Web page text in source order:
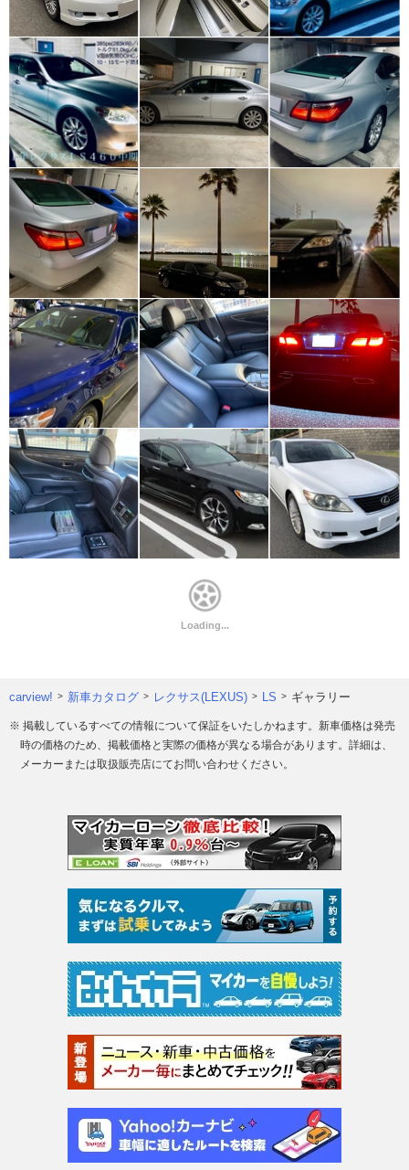
carview! 新車カタログ レクサス(LEXUS) LS ギャラリー
※ 掲載しているすべての情報について保証をいたしかねます。新車価格は発売
時の価格のため、掲載価格と実際の価格が異なる場合があります。詳細は、
メーカーまたは取扱販売店にてお問い合わせください。